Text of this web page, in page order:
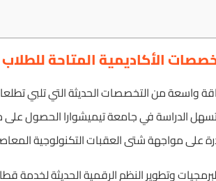
الأكاديمية المتاحة للطلاب
واسعة من التخصصات الحديثة التي تلبي
تسهل الدراسة في جامعة تيميشوارا الحصول
على مواجهة شتى العقبات التكنولوجية
وتطوير النظم الرقمية الحديثة لخدمة